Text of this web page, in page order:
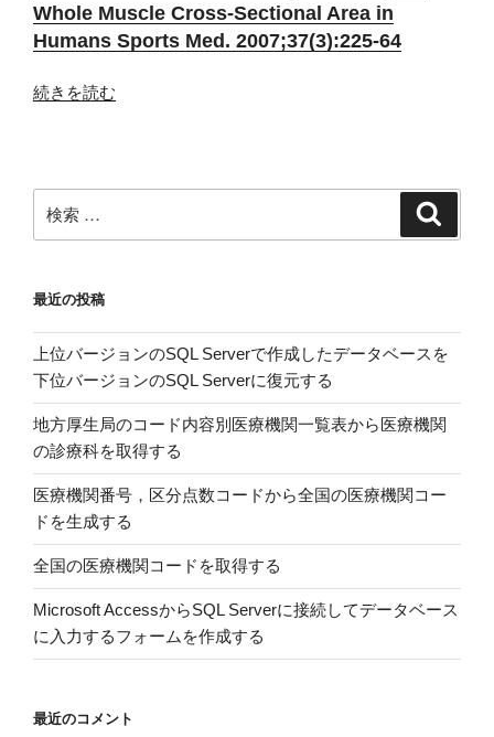
Whole Muscle Cross-Sectional Area in
Humans Sports Med. 2007;37(3):225-64
“ヒ
い
て
レ
の
頻
度，
強
度，
ボ
リ
ュ
ー
ム
お
よ
び
は
続きを読む
索:
最近の投稿
上位バージョンのSQL Serverで作成したデータベースを
下位バージョンのSQL Serverに復元する
地方厚生局のコード内容別医療機関一覧表から医療機関
の診療科を取得する
医療機関番号，区分点数コードから全国の医療機関コー
ドを生成する
全国の医療機関コードを取得する
Microsoft AccessからSQL Serverに接続してデータベース
に入力するフォームを作成する
最近のコメント